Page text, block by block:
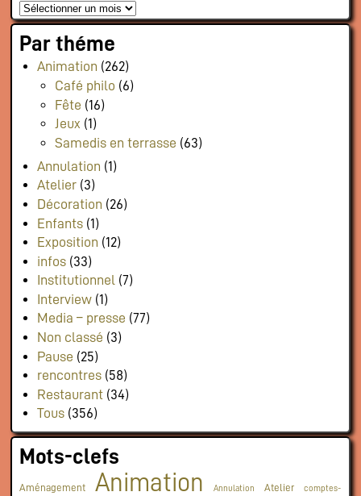
Par théme
Animation (262)
Café philo (6)
Fête (16)
Jeux (1)
Samedis en terrasse (63)
Annulation (1)
Atelier(3)
Décoration (26)
Enfants(1)
Exposition (12)
infos(33)
Institutionnel (7)
Interview(1)
Media – presse (77)
Non classé (3)
Pause (25)
rencontres(58)
Restaurant(34)
Tous(356)
Mots-clefs
Aménagement Animation Annulation Atelier comptes-